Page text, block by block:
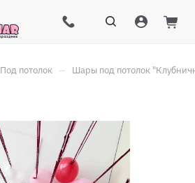
Под потолок – Шары под потолок